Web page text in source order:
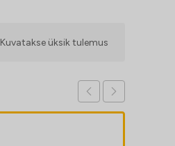
Kuvatakse üksik tulemus